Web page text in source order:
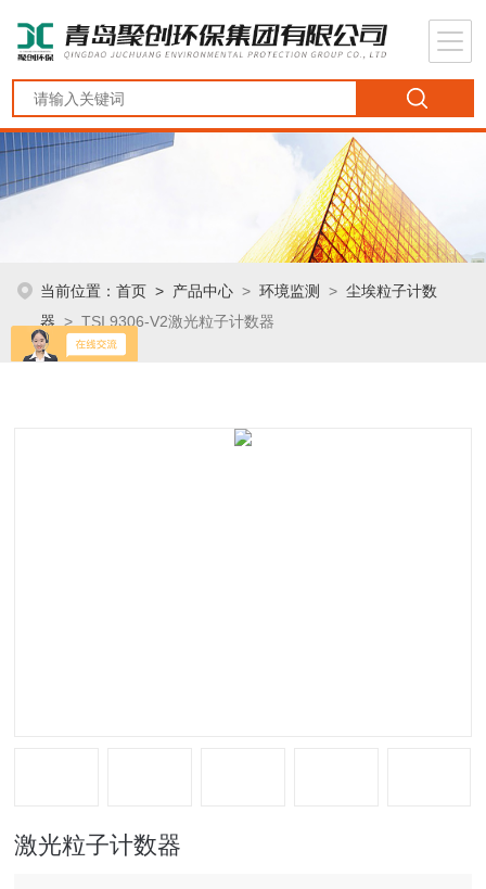
当前位置：首页 > 产品中心 >环境监测 >尘埃粒子计数
器 > TSI 9306-V2激光粒子计数器
激光粒子计数器